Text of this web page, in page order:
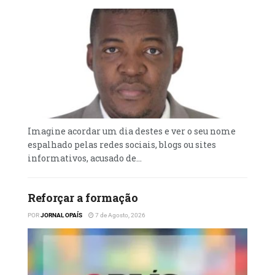
Imagine acordar um dia destes e ver o seu nome
espalhado pelas redes sociais, blogs ou sites
informativos, acusado de...
Reforçar a formação
PORJORNAL OPAÍS 7 de Agosto, 2026